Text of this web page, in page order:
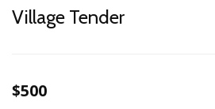
Village Tender
$500